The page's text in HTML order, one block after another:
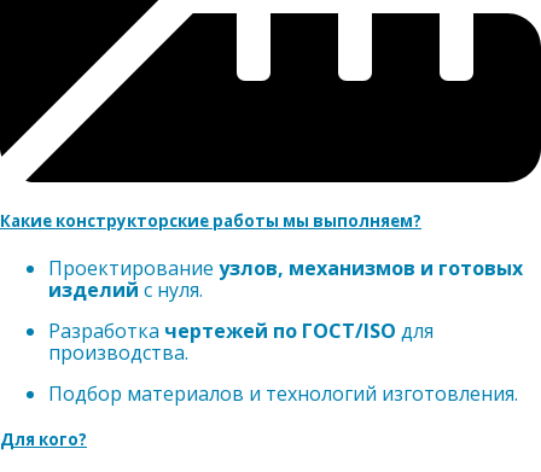
Какие конструкторские работы мы выполняем?
Проектирование узлов, механизмов и готовых
изделий с нуля.
Разработка чертежей по ГОСТ/ISO для
производства.
Подбор материалов и технологий изготовления.
Для кого?